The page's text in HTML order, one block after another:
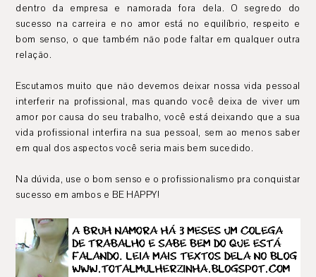
dentro da empresa e namorada fora dela. O segredo do
sucesso na carreira e no amor está no equilíbrio, respeito e
bom senso, o que também não pode faltar em qualquer outra
relação.
Escutamos muito que não devemos deixar nossa vida pessoal
interferir na profissional, mas quando você deixa de viver um
amor por causa do seu trabalho, você está deixando que a sua
vida profissional interfira na sua pessoal, sem ao menos saber
em qual dos aspectos você seria mais bem sucedido.
Na dúvida, use o bom senso e o profissionalismo pra conquistar
sucesso em ambos e BE HAPPY!